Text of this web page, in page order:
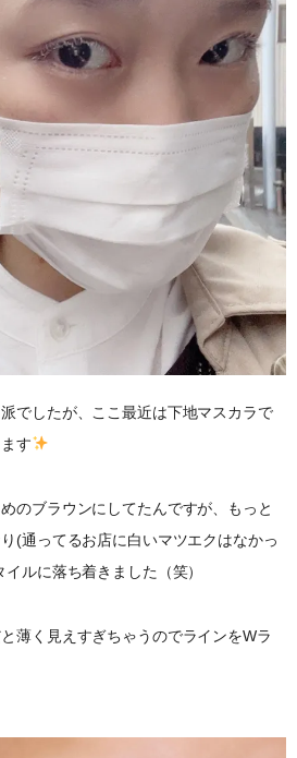
でしたが、ここ最近は下地マスカラで
す
のブラウンにしてたんですが、もっと
(通ってるお店に白いマツエクはなかっ
ルに落ち着きました（笑）
薄く見えすぎちゃうのでラインをWラ